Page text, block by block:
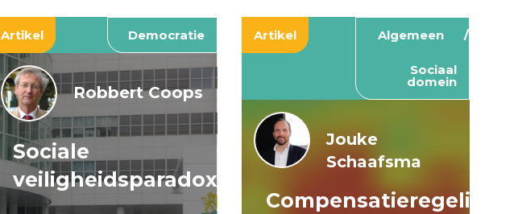
Artikel Democratie
Robbert Coops
Sociale
veiligheidsparadox
Artikel Algemeen
Sociaal
domein
Jouke
Schaafsma